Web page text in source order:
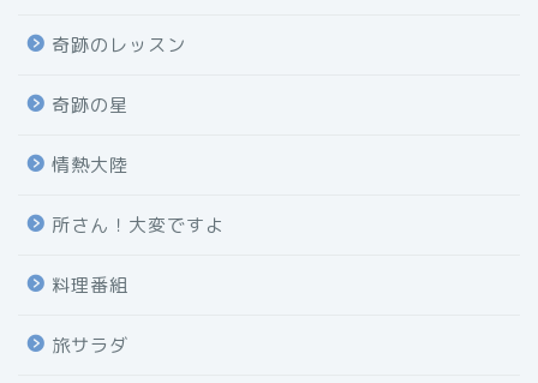
奇跡のレッスン
奇跡の星
情熱大陸
所さん！大変ですよ
料理番組
旅サラダ